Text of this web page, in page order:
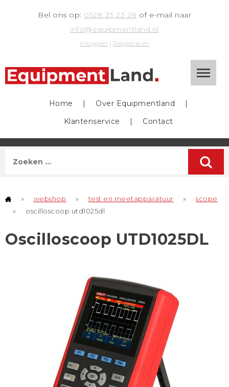
Bel ons op: 0528 23 23 28 of e-mail naar
info@equipmentland.nl
Inloggen | Registreren
Home | Over Equipmentland
|
Klantenservice
| Contact
» webshop » test en meetapparatuur »
scope
»
oscilloscoop utd1025dl
Oscilloscoop UTD1025DL